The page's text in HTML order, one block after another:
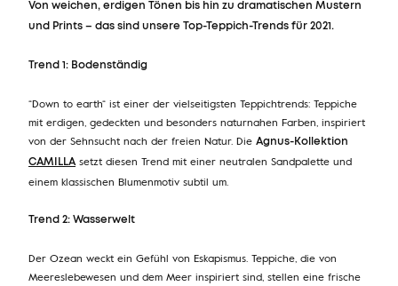
Von weichen, erdigen Tönen bis hin zu dramatischen Mustern
und Prints – das sind unsere Top-Teppich-Trends für 2021.
Trend 1: Bodenständig
“Down to earth“ ist einer der vielseitigsten Teppichtrends: Teppiche
mit erdigen, gedeckten und besonders naturnahen Farben, inspiriert
von der Sehnsucht nach der freien Natur. Die Agnus-Kollektion
CAMILLAsetzt diesen Trend mit einer neutralen Sandpalette und
einem klassischen Blumenmotiv subtil um.
Trend 2: Wasserwelt
Der Ozean weckt ein Gefühl von Eskapismus. Teppiche, die von
Meeres­lebewesen und dem Meer inspiriert sind, stellen eine frische